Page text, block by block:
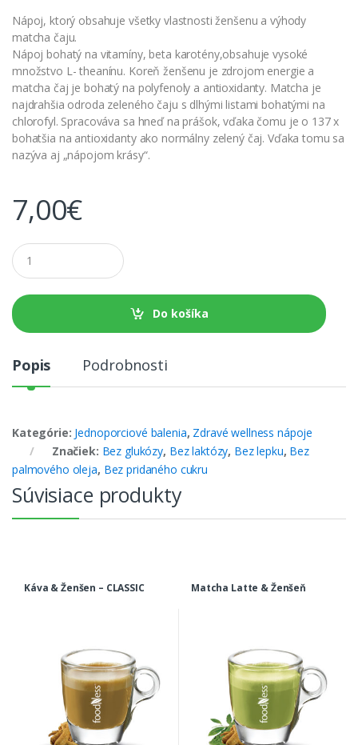
Nápoj, ktorý obsahuje všetky vlastnosti ženšenu a výhody
matcha čaju.
Nápoj bohatý na vitamíny, beta karotény,obsahuje vysoké
množstvo L- theanínu. Koreň ženšenu je zdrojom energie a
matcha čaj je bohatý na polyfenoly a antioxidanty. Matcha je
najdrahšia odroda zeleného čaju s dlhými listami bohatými na
chlorofyl. Spracováva sa hneď na prášok, vďaka čomu je o 137 x
bohatšia na antioxidanty ako normálny zelený čaj. Vďaka tomu sa
nazýva aj „nápojom krásy“.
7,00€
M
n
o
s
t
Do košíka
Popis Podrobnosti
Kategórie: Jednoporciové balenia, Zdravé wellness nápoje
Značiek: Bez glukózy, Bez laktózy, Bez lepku, Bez
palmového oleja, Bez pridaného cukru
Súvisiace produkty
Káva & Ženšen – CLASSIC Matcha Latte & Ženšeň